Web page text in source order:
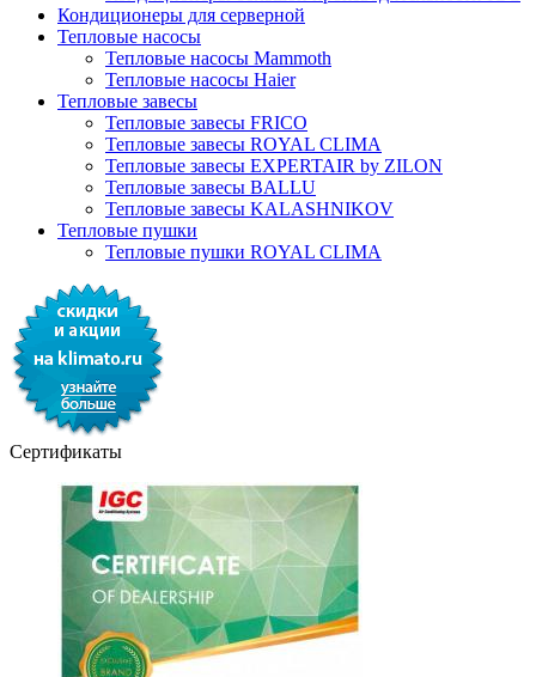
Кондиционеры для серверной
Тепловые насосы
Тепловые насосы Mammoth
Тепловые насосы Haier
Тепловые завесы
Тепловые завесы FRICO
Тепловые завесы ROYAL CLIMA
Тепловые завесы EXPERTAIR by ZILON
Тепловые завесы BALLU
Тепловые завесы KALASHNIKOV
Тепловые пушки
Тепловые пушки ROYAL CLIMA
Сертификаты